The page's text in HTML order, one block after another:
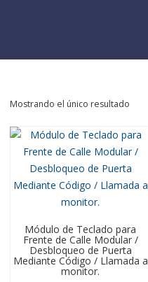
Mostrando el único resultado
Módulo de Teclado para
Frente de Calle Modular /
Desbloqueo de Puerta
Mediante Código / Llamada a
monitor.